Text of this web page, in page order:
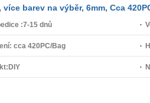
barev na výběr, 6mm, Cca
:7-15 dnů
cca 420PC/Bag
DIY